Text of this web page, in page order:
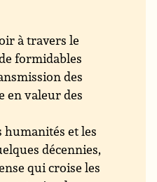
à travers le
formidables
des
en valeur des
humanités et les
décennies,
qui croise les